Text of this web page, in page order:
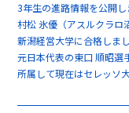
3年生の進路情報を公開し
村松 氷優（アスルクラロ
新潟経営大学に合格しま
元日本代表の東口 順昭選
所属して現在はセレッソ